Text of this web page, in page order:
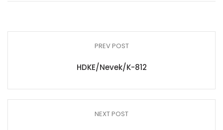
PREV POST
HDKE/Nevek/K-812
NEXT POST